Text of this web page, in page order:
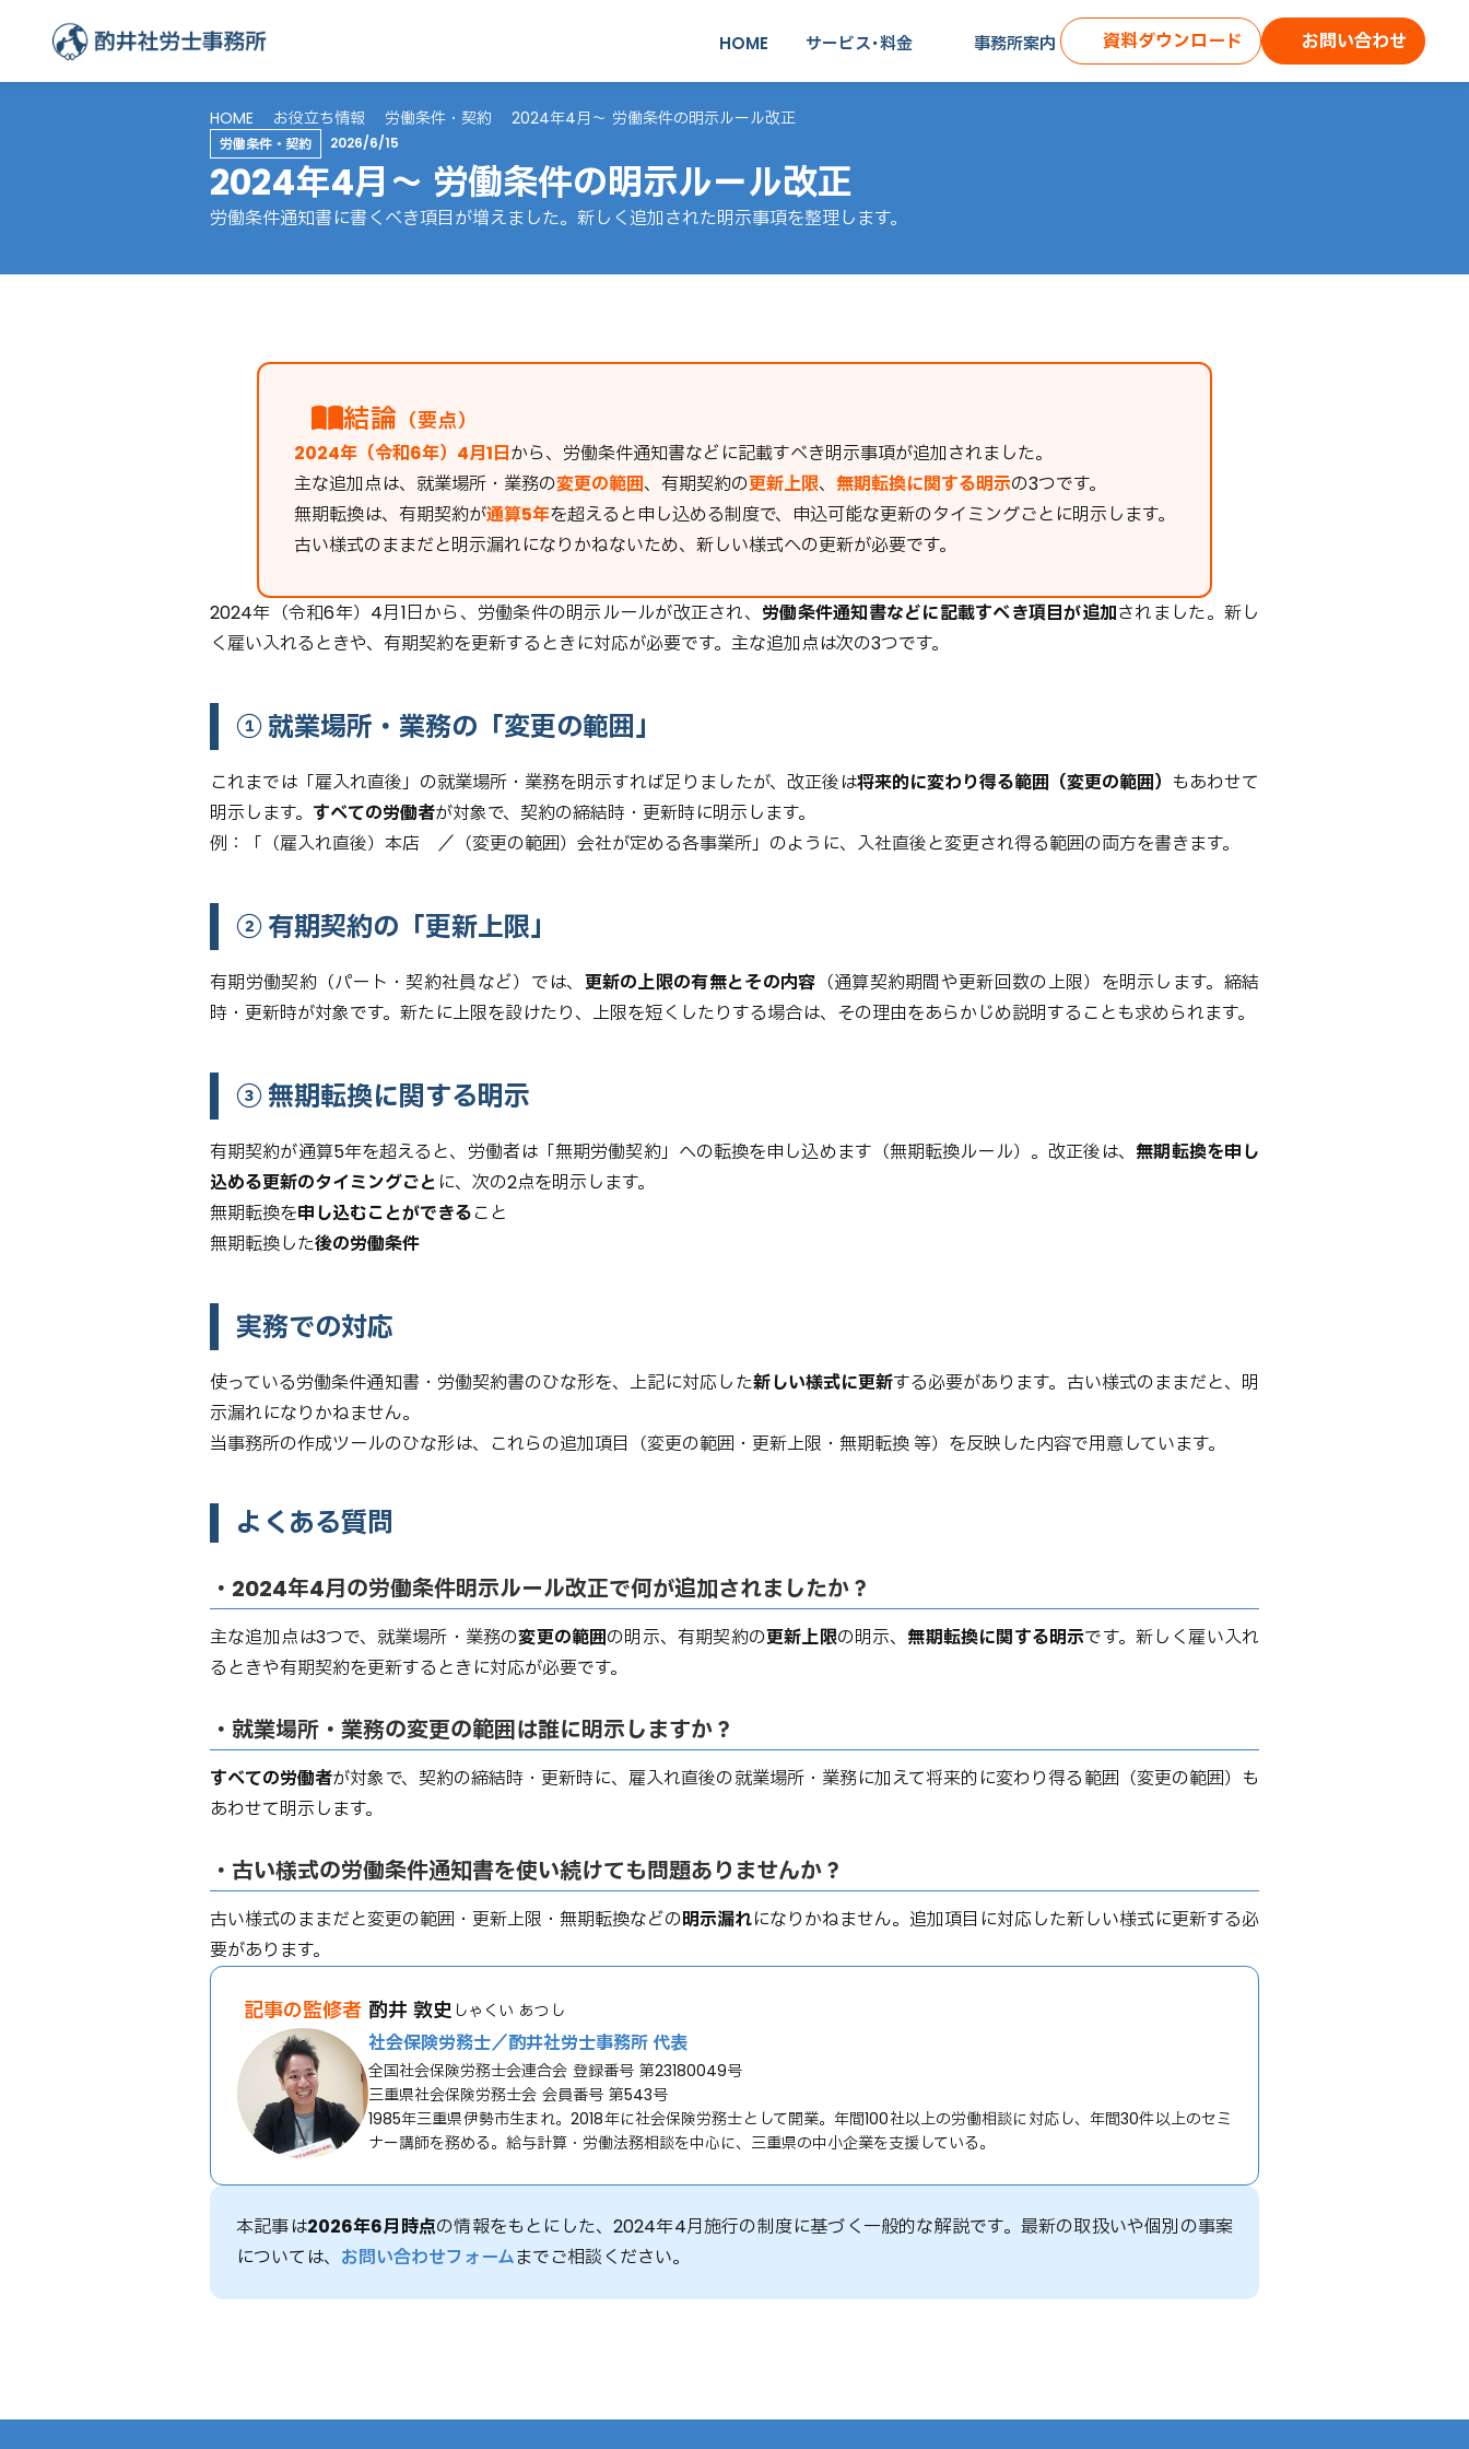
HOME サービス･料金 事務所案内 資料ダウンロード お問い合わせ
HOME お役立ち情報 労働条件・契約 2024年4月〜 労働条件の明示ルール改正
労働条件・契約 2026/6/15
2024年4月〜 労働条件の明示ルール改正
労働条件通知書に書くべき項目が増えました。新しく追加された明示事項を整理します。
結論 （要点）
2024年（令和6年）4月1日から、労働条件通知書などに記載すべき明示事項が追加されました。
主な追加点は、就業場所・業務の変更の範囲、有期契約の更新上限、 無期転換に関する明示の3つです。
無期転換は、有期契約が通算5年を超えると申し込める制度で、申込可能な更新のタイミングごとに明示します。
古い様式のままだと明示漏れになりかねないため、新しい様式への更新が必要です。
2024年（令和6年）4月1日から、労働条件の明示ルールが改正され、 労働条件通知書などに記載すべき項目が追加されました。新し
く雇い入れるときや、有期契約を更新するときに対応が必要です。主な追加点は次の3つです。
① 就業場所・業務の「変更の範囲」
これまでは「雇入れ直後」の就業場所・業務を明示すれば足りましたが、改正後は将来的に変わり得る範囲（変更の範囲） もあわせて
明示します。 すべての労働者が対象で、契約の締結時・更新時に明示します。
例：「（雇入れ直後）本店 ／（変更の範囲）会社が定める各事業所」のように、入社直後と変更され得る範囲の両方を書きます。
② 有期契約の「更新上限」
有期労働契約（パート・契約社員など）では、 更新の上限の有無とその内容 （通算契約期間や更新回数の上限）を明示します。締結
時・更新時が対象です。新たに上限を設けたり、上限を短くしたりする場合は、その理由をあらかじめ説明することも求められます。
③ 無期転換に関する明示
有期契約が通算5年を超えると、労働者は「無期労働契約」への転換を申し込めます（無期転換ルール）。改正後は、 無期転換を申し
込める更新のタイミングごと に、次の2点を明示します。
無期転換を申し込むことができること
無期転換した後の労働条件
実務での対応
使っている労働条件通知書・労働契約書のひな形を、上記に対応した新しい様式に更新する必要があります。古い様式のままだと、明
示漏れになりかねません。
当事務所の作成ツールのひな形は、これらの追加項目（変更の範囲・更新上限・無期転換 等）を反映した内容で用意しています。
よくある質問
・2024年4月の労働条件明示ルール改正で何が追加されましたか？
主な追加点は3つで、就業場所・業務の変更の範囲の明示、有期契約の更新上限の明示、 無期転換に関する明示です。新しく雇い入れ
るときや有期契約を更新するときに対応が必要です。
・就業場所・業務の変更の範囲は誰に明示しますか？
すべての労働者が対象で、契約の締結時・更新時に、雇入れ直後の就業場所・業務に加えて将来的に変わり得る範囲（変更の範囲）も
あわせて明示します。
・古い様式の労働条件通知書を使い続けても問題ありませんか？
古い様式のままだと変更の範囲・更新上限・無期転換などの明示漏れになりかねません。追加項目に対応した新しい様式に更新する必
要があります。
記事の監修者 酌井 敦史 しゃくい あつし
社会保険労務士／酌井社労士事務所 代表
全国社会保険労務士会連合会 登録番号 第23180049号
三重県社会保険労務士会 会員番号 第543号
1985年三重県伊勢市生まれ。2018年に社会保険労務士として開業。年間100社以上の労働相談に対応し、年間30件以上のセミ
ナー講師を務める。給与計算・労働法務相談を中心に、三重県の中小企業を支援している。
本記事は2026年6月時点の情報をもとにした、2024年4月施行の制度に基づく一般的な解説です。最新の取扱いや個別の事案
については、 お問い合わせフォームまでご相談ください。